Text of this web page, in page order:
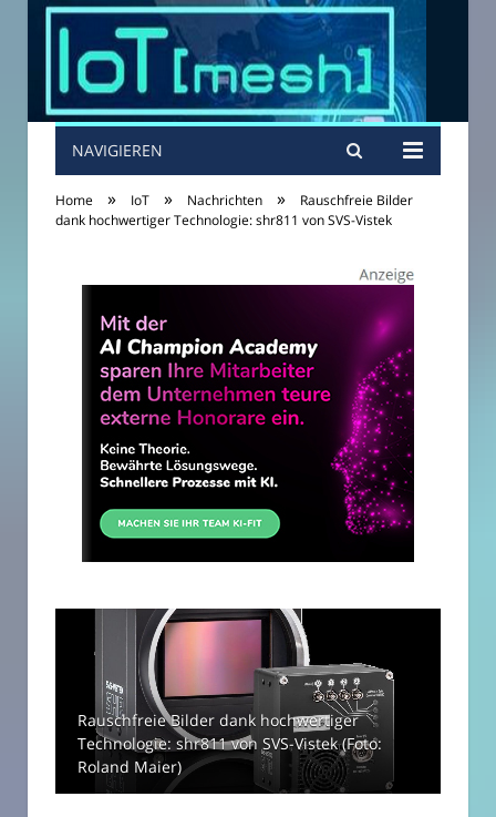
NAVIGIEREN
Home » IoT » Nachrichten »
Rauschfreie Bilder
dank hochwertiger Technologie: shr811 von SVS-Vistek
Rauschfreie Bilder dank hochwertiger
Technologie: shr811 von SVS-Vistek (Foto:
Roland Maier)